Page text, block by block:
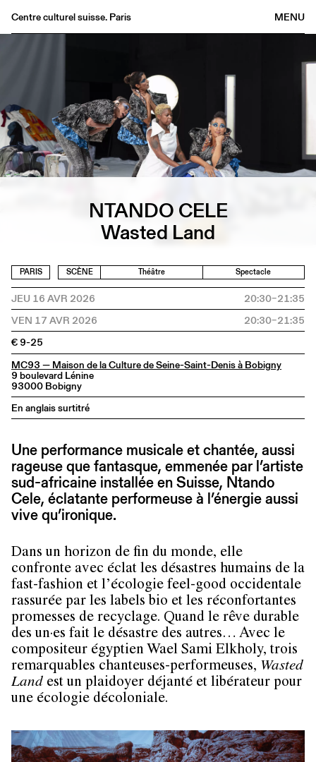
MENU
Centre culturel suisse. Paris
Archives
Médiathèque
Éditions
Informations
NTANDO CELE
Wasted Land
PARIS SCÈNE Théâtre Spectacle
JEU 16 AVR 2026
20:30–21:35
VEN 17 AVR 2026
20:30–21:35
€ 9-25
MC93 — Maison de la Culture de Seine-Saint-Denis à Bobigny
9 boulevard Lénine
93000 Bobigny
En anglais surtitré
Une performance musicale et chantée, aussi
rageuse que fantasque, emmenée par l’artiste
sud-africaine installée en Suisse, Ntando
Cele, éclatante performeuse à l’énergie aussi
vive qu’ironique.
Dans un horizon de fin du monde, elle
confronte avec éclat les désastres humains de la
fast-fashion et l’écologie feel-good occidentale
rassurée par les labels bio et les réconfortantes
promesses de recyclage. Quand le rêve durable
des un·es fait le désastre des autres… Avec le
compositeur égyptien Wael Sami Elkholy, trois
remarquables chanteuses-performeuses, Wasted
Land est un plaidoyer déjanté et libérateur pour
une écologie décoloniale.